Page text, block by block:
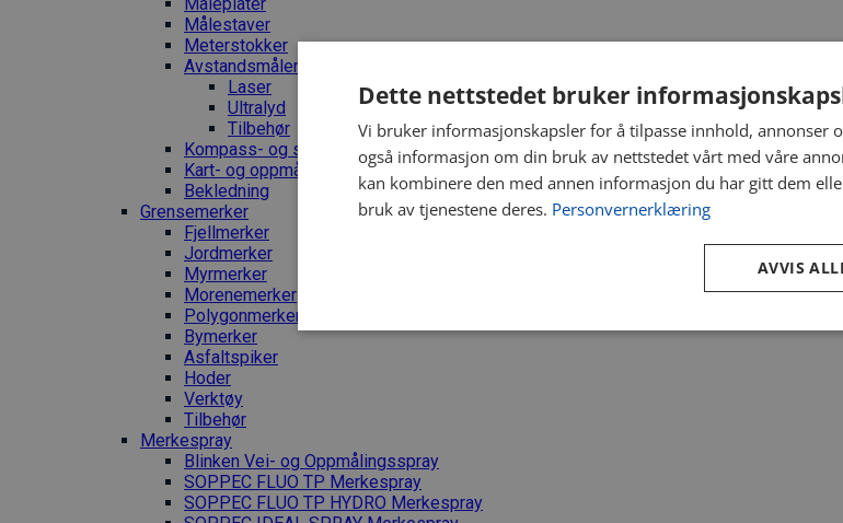
Målestaver
Meterstokker
Avstandsmålere
Laser
Ultralyd
Tilbehør
Kompass- og stigningsmålere
Kart- og oppmåling
Bekledning
Grense­merker
Fjellmerker
Jordmerker
Myrmerker
Morenemerker
Polygonmerker
Bymerker
Asfaltspiker
Hoder
Verktøy
Tilbehør
Merkespray
Blinken Vei- og Oppmålingsspray
SOPPEC FLUO TP Merkespray
SOPPEC FLUO TP HYDRO Merkespray
Dette nettstedet bruker
Vi bruker informasjonskapsler for å tilpasse innhold, annonser
også informasjon om din bruk av nettstedet vårt med våre
kan kombinere den med annen informasjon du har gitt dem
bruk av tjenestene deres. Personvernerklæring
AVVIS